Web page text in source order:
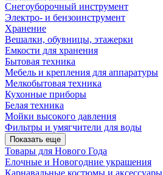
Снегоуборочный инструмент
Электро- и бензоинструмент
Хранение
Вешалки, обувницы, этажерки
Емкости для хранения
Бытовая техника
Мебель и крепления для аппаратуры
Мелкобытовая техника
Кухонные приборы
Белая техника
Мойки высокого давления
Фильтры и умягчители для воды
Показать еще
Товары для Нового Года
Елочные и Новогодние украшения
Карнавальные костюмы и аксессуары